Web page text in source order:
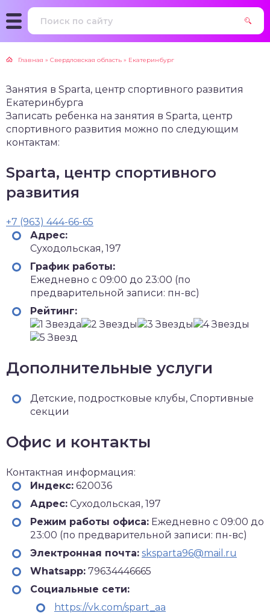
Главная » Свердловская область » Екатеринбург
Занятия в Sparta, центр спортивного развития
Екатеринбурга
Записать ребенка на занятия в Sparta, центр
спортивного развития можно по следующим
контактам:
Sparta, центр спортивного
развития
+7 (963) 444-66-65
Адрес:
Суходольская, 197
График работы:
Ежедневно с 09:00 до 23:00 (по
предварительной записи: пн-вс)
Рейтинг:
Дополнительные услуги
Детские, подростковые клубы, Спортивные
секции
Офис и контакты
Контактная информация:
Индекс: 620036
Адрес: Суходольская, 197
Режим работы офиса: Ежедневно с 09:00 до
23:00 (по предварительной записи: пн-вс)
Электронная почта: sksparta96@mail.ru
Whatsapp: 79634446665
Социальные сети:
https://vk.com/spart_aa